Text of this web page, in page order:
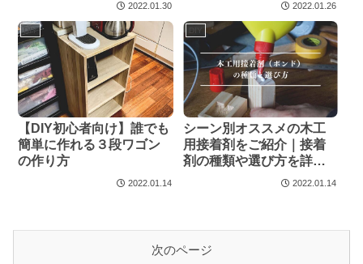
2022.01.30 2022.01.26
DIY
【DIY初心者向け】誰でも
簡単に作れる３段ワゴン
の作り方
2022.01.14
シーン別オススメの木工
用接着剤をご紹介｜接着
剤の種類や選び方を詳し
2022.01.14
次のページ